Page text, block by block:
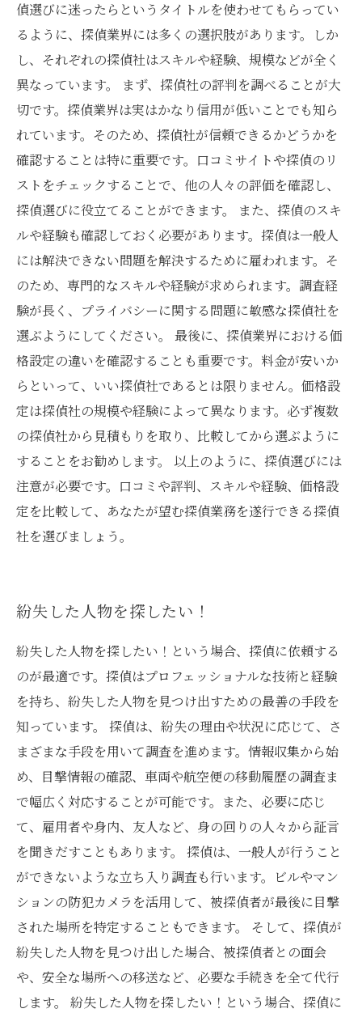
偵選びに迷ったらというタイトルを使わせてもらってい
るように、探偵業界には多くの選択肢があります。しか
し、それぞれの探偵社はスキルや経験、規模などが全く
異なっています。 まず、探偵社の評判を調べることが大
切です。探偵業界は実はかなり信用が低いことでも知ら
れています。そのため、探偵社が信頼できるかどうかを
確認することは特に重要です。口コミサイトや探偵のリ
ストをチェックすることで、他の人々の評価を確認し、
探偵選びに役立てることができます。 また、探偵のスキ
ルや経験も確認しておく必要があります。探偵は一般人
には解決できない問題を解決するために雇われます。そ
のため、専門的なスキルや経験が求められます。調査経
験が長く、プライバシーに関する問題に敏感な探偵社を
選ぶようにしてください。 最後に、探偵業界における価
格設定の違いを確認することも重要です。料金が安いか
らといって、いい探偵社であるとは限りません。価格設
定は探偵社の規模や経験によって異なります。必ず複数
の探偵社から見積もりを取り、比較してから選ぶように
することをお勧めします。 以上のように、探偵選びには
注意が必要です。口コミや評判、スキルや経験、価格設
定を比較して、あなたが望む探偵業務を遂行できる探偵
社を選びましょう。
紛失した人物を探したい！
紛失した人物を探したい！という場合、探偵に依頼する
のが最適です。探偵はプロフェッショナルな技術と経験
を持ち、紛失した人物を見つけ出すための最善の手段を
知っています。 探偵は、紛失の理由や状況に応じて、さ
まざまな手段を用いて調査を進めます。情報収集から始
め、目撃情報の確認、車両や航空便の移動履歴の調査ま
で幅広く対応することが可能です。また、必要に応じ
て、雇用者や身内、友人など、身の回りの人々から証言
を聞きだすこともあります。 探偵は、一般人が行うこと
ができないような立ち入り調査も行います。ビルやマン
ションの防犯カメラを活用して、被探偵者が最後に目撃
された場所を特定することもできます。 そして、探偵が
紛失した人物を見つけ出した場合、被探偵者との面会
や、安全な場所への移送など、必要な手続きを全て代行
します。 紛失した人物を探したい！という場合、探偵に